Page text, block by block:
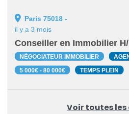
Paris 75018 -
il y a 3 mois
Conseiller en Immobilier
NÉGOCIATEUR IMMOBILIER
5 000€ - 80 000€
TEMPS PLEIN
Voir toutes